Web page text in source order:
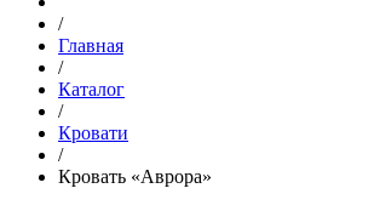
/
Главная
/
Каталог
/
Кровати
/
Кровать «Аврора»